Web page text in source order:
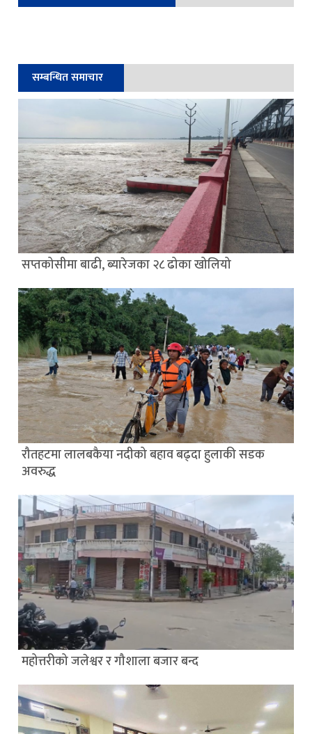
सम्बन्धित समाचार
सप्तकोसीमा बाढी, ब्यारेजका २८ ढोका खोलियो
रौतहटमा लालबकैया नदीको बहाव बढ्दा हुलाकी सडक
अवरुद्ध
महोत्तरीको जलेश्वर र गौशाला बजार बन्द